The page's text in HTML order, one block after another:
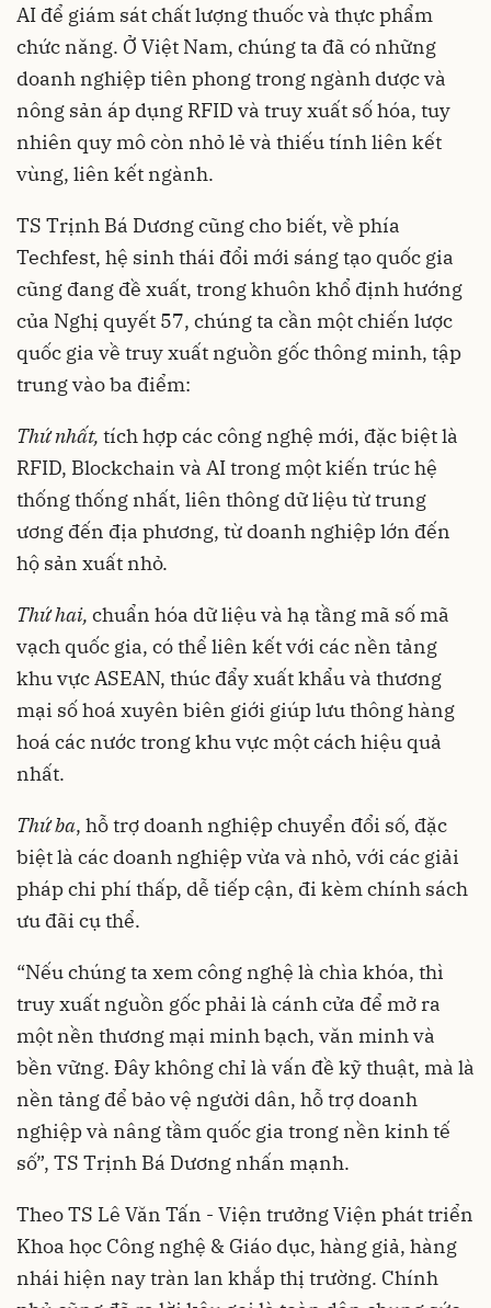
AI để giám sát chất lượng thuốc và thực phẩm
chức năng. Ở Việt Nam, chúng ta đã có những
doanh nghiệp tiên phong trong ngành dược và
nông sản áp dụng RFID và truy xuất số hóa, tuy
nhiên quy mô còn nhỏ lẻ và thiếu tính liên kết
vùng, liên kết ngành.
TS Trịnh Bá Dương cũng cho biết, về phía
Techfest, hệ sinh thái đổi mới sáng tạo quốc gia
cũng đang đề xuất, trong khuôn khổ định hướng
của Nghị quyết 57, chúng ta cần một chiến lược
quốc gia về truy xuất nguồn gốc thông minh, tập
trung vào ba điểm:
Thứ nhất, tích hợp các công nghệ mới, đặc biệt là
RFID, Blockchain và AI trong một kiến trúc hệ
thống thống nhất, liên thông dữ liệu từ trung
ương đến địa phương, từ doanh nghiệp lớn đến
hộ sản xuất nhỏ.
Thứ hai, chuẩn hóa dữ liệu và hạ tầng mã số mã
vạch quốc gia, có thể liên kết với các nền tảng
khu vực ASEAN, thúc đẩy xuất khẩu và thương
mại số hoá xuyên biên giới giúp lưu thông hàng
hoá các nước trong khu vực một cách hiệu quả
nhất.
Thứ ba, hỗ trợ doanh nghiệp chuyển đổi số, đặc
biệt là các doanh nghiệp vừa và nhỏ, với các giải
pháp chi phí thấp, dễ tiếp cận, đi kèm chính sách
ưu đãi cụ thể.
“Nếu chúng ta xem công nghệ là chìa khóa, thì
truy xuất nguồn gốc phải là cánh cửa để mở ra
một nền thương mại minh bạch, văn minh và
bền vững. Đây không chỉ là vấn đề kỹ thuật, mà là
nền tảng để bảo vệ người dân, hỗ trợ doanh
nghiệp và nâng tầm quốc gia trong nền kinh tế
số”, TS Trịnh Bá Dương nhấn mạnh.
Theo TS Lê Văn Tấn - Viện trưởng Viện phát triển
Khoa học Công nghệ & Giáo dục, hàng giả, hàng
nhái hiện nay tràn lan khắp thị trường. Chính